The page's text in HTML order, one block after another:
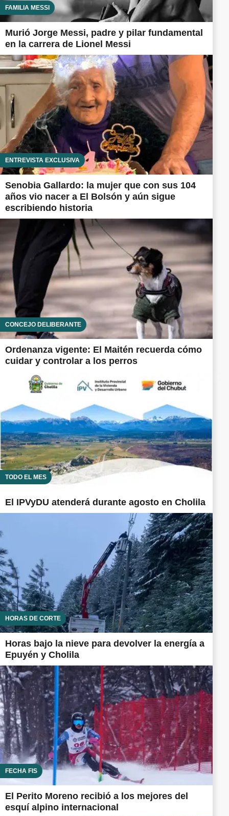
FAMILIA MESSI
Murió Jorge Messi, padre y pilar fundamental
en la carrera de Lionel Messi
ENTREVISTA EXCLUSIVA
Senobia Gallardo: la mujer que con sus 104
años vio nacer a El Bolsón y aún sigue
escribiendo historia
CONCEJO DELIBERANTE
Ordenanza vigente: El Maitén recuerda cómo
cuidar y controlar a los perros
TODO EL MES
El IPVyDU atenderá durante agosto en Cholila
HORAS DE CORTE
Horas bajo la nieve para devolver la energía a
Epuyén y Cholila
FECHA FIS
El Perito Moreno recibió a los mejores del
esquí alpino internacional